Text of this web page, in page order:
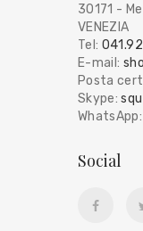
30171 -
VENEZIA
Tel:
E-mail:
Posta
Skype:
Social